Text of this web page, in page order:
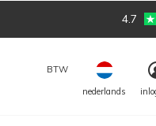
BTW
nederlands
4.7